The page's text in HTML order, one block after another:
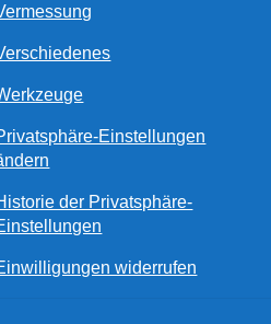
Einstellungen
der Privatsphäre-
widerrufen